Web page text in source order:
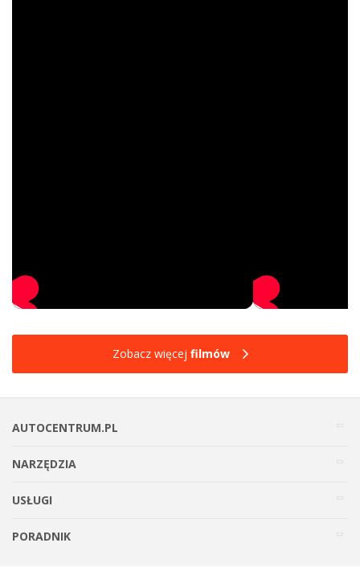
Zobacz więcej filmów
AUTOCENTRUM.PL
NARZĘDZIA
USŁUGI
PORADNIK